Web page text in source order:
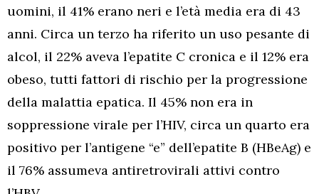
uomini, il 41% erano neri e l’età media era di 43
anni. Circa un terzo ha riferito un uso pesante di
alcol, il 22% aveva l’epatite C cronica e il 12% era
obeso, tutti fattori di rischio per la progressione
della malattia epatica. Il 45% non era in
soppressione virale per l’HIV, circa un quarto era
positivo per l’antigene “e” dell’epatite B (HBeAg) e
il 76% assumeva antiretrovirali attivi contro